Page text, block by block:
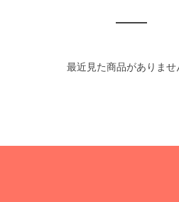
最近見た商品がありませ